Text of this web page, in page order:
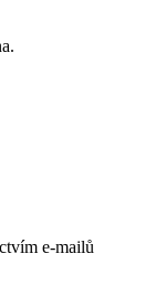
e-mailů